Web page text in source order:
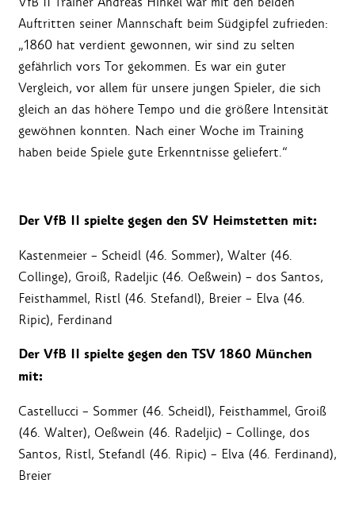
Auftritten seiner Mannschaft beim Südgipfel zufrieden:
„1860 hat verdient gewonnen, wir sind zu selten
gefährlich vors Tor gekommen. Es war ein guter
Vergleich, vor allem für unsere jungen Spieler, die sich
gleich an das höhere Tempo und die größere Intensität
gewöhnen konnten. Nach einer Woche im Training
haben beide Spiele gute Erkenntnisse geliefert.“
Der VfB II spielte gegen den SV Heimstetten mit:
Kastenmeier – Scheidl (46. Sommer), Walter (46.
Collinge), Groiß, Radeljic (46. Oeßwein) – dos Santos,
Feisthammel, Ristl (46. Stefandl), Breier – Elva (46.
Ripic), Ferdinand
Der VfB II spielte gegen den TSV 1860 München
mit:
Castellucci – Sommer (46. Scheidl), Feisthammel, Groiß
(46. Walter), Oeßwein (46. Radeljic) – Collinge, dos
Santos, Ristl, Stefandl (46. Ripic) – Elva (46. Ferdinand),
Breier